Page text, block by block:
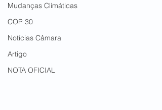
Mudanças Climáticas
COP 30
Notícias Câmara
Artigo
NOTA OFICIAL